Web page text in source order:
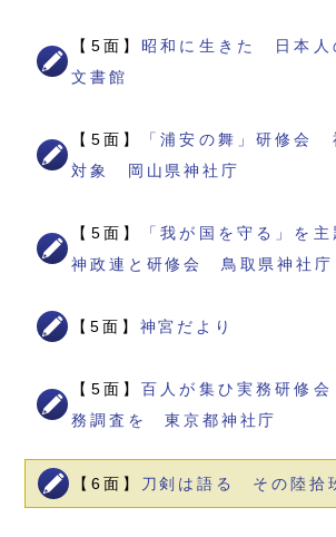
【5面】 昭和に生きた 日本
文書館
【5面】
「浦安の舞」研修会
対象 岡山県神社庁
【5面】
「我が国を守る」を
神政連と研修会 鳥取県神社庁
【5面】 神宮だより
【5面】百人が集ひ実務研修
務調査を 東京都神社庁
【6面】 刀剣は語る その陸